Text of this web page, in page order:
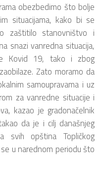
obezbedimo što bolje
situacijama, kako bi se
zaštitilo stanovništvo i
snazi vanredna situacija,
Kovid 19, tako i zbog
Zato moramo da
samoupravama i uz
za vanredne situacije i
kazao je gradonačelnik
da je i cilj današnjeg
svih opština Topličkog
u narednom periodu što